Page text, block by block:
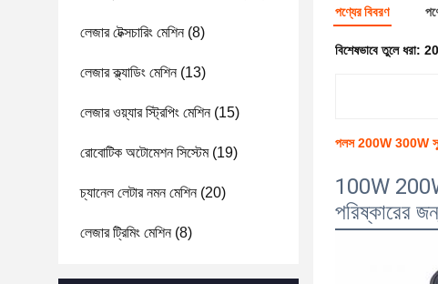
লেজার টেক্সচারিং মেশিন(8)
লেজার ক্ল্যাডিং মেশিন(13)
লেজার ওয়্যার স্ট্রিপিং মেশিন(15)
রোবোটিক অটোমেশন সিস্টেম(19)
চ্যানেল লেটার নমন মেশিন(20)
লেজার ট্রিমিং মেশিন(8)
পণ্যের বিবরণ
বিশেষভাবে তুলে ধরা:
পলস 200W 300W
100W 200W
পরিষ্কারের